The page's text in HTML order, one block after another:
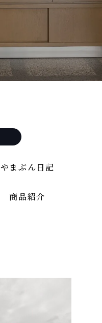
やまぶん日記
商品紹介